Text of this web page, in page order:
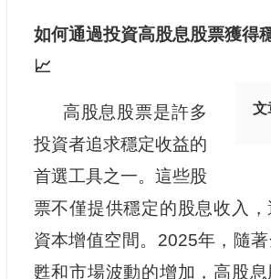
如何通過投資高股息股票獲得
📈
文
高股息股票是許多
投資者追求穩定收益的
首選工具之一。這些股
票不僅提供穩定的股息收入
資本增值空間。2025年，隨
甦和市場波動的增加，高股